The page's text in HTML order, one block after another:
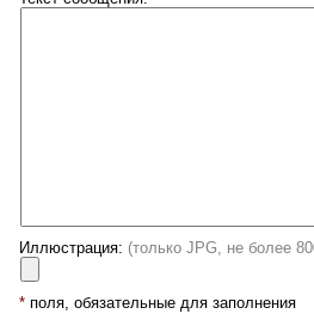
Иллюстрация: (только JPG, не более
* поля, обязательные для заполнения